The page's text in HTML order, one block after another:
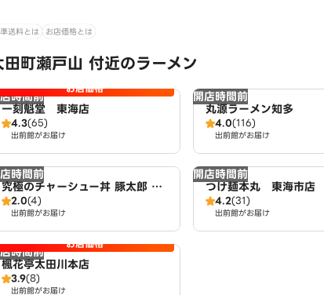
送料とは お店価格とは
田町瀬戸山 付近のラーメン
時間前 お店価格
一刻魁堂 東海店
4.3(65)
出前館がお届け
開店時間前
丸源ラーメン知多
4.0(116)
出前館がお届け
時間前
究極のチャーシュー丼 豚太郎 東
海店
2.0(4)
出前館がお届け
開店時間前
つけ麺本丸 東海市店
4.2(31)
出前館がお届け
時間前 お店価格
楓花亭太田川本店
3.9(8)
出前館がお届け